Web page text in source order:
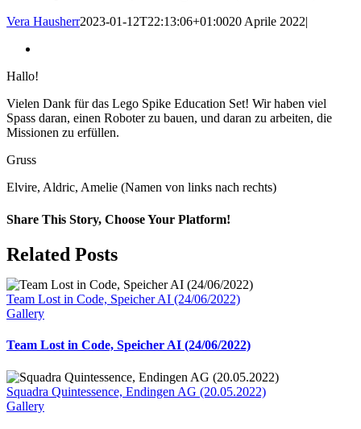
Vera Hausherr2023-01-12T22:13:06+01:0020 Aprile 2022|
Hallo!
Vielen Dank für das Lego Spike Education Set! Wir haben viel
Spass daran, einen Roboter zu bauen, und daran zu arbeiten, die
Missionen zu erfüllen.
Gruss
Elvire, Aldric, Amelie (Namen von links nach rechts)
Share This Story, Choose Your Platform!
Facebook
Related Posts
Team Lost in Code, Speicher AI (24/06/2022)
Gallery
Team Lost in Code, Speicher AI (24/06/2022)
Squadra Quintessence, Endingen AG (20.05.2022)
Gallery